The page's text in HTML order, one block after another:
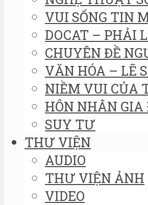
VUI SỐNG TIN
DOCAT – PHẢI
CHUYÊN ĐỀ
VĂN HÓA – LẼ
NIỀM VUI CỦA
HÔN NHÂN
SUY TƯ
THƯ VIỆN
AUDIO
THƯ VIỆN ẢNH
VIDEO